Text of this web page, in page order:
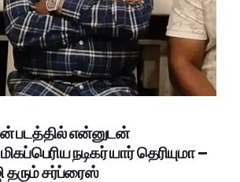
படத்தில் என்னுடன்
நடிகர் யார் தெரியுமா –
தரும் சர்ப்ரைஸ்